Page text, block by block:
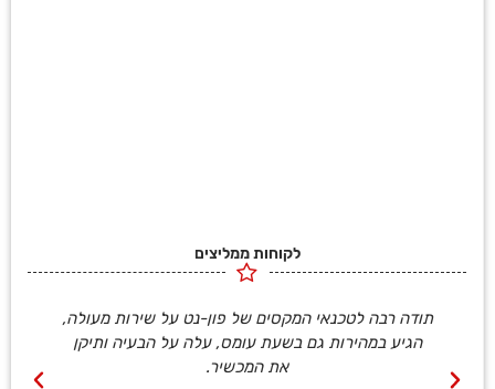
לקוחות ממליצים
תודה רבה לטכנאי המקסים של פון-נט על שירות מעולה,
הגיע במהירות גם בשעת עומס, עלה על הבעיה ותיקן
את המכשיר.